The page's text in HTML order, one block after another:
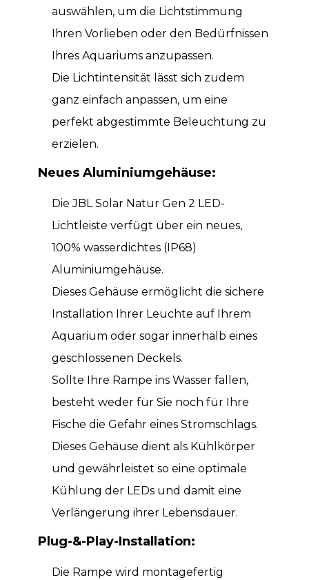
auswählen, um die Lichtstimmung
Ihren Vorlieben oder den Bedürfnissen
Ihres Aquariums anzupassen.
Die Lichtintensität lässt sich zudem
ganz einfach anpassen, um eine
perfekt abgestimmte Beleuchtung zu
erzielen.
Neues Aluminiumgehäuse:
Die JBL Solar Natur Gen 2 LED-
Lichtleiste verfügt über ein neues,
100% wasserdichtes (IP68)
Aluminiumgehäuse.
Dieses Gehäuse ermöglicht die sichere
Installation Ihrer Leuchte auf Ihrem
Aquarium oder sogar innerhalb eines
geschlossenen Deckels.
Sollte Ihre Rampe ins Wasser fallen,
besteht weder für Sie noch für Ihre
Fische die Gefahr eines Stromschlags.
Dieses Gehäuse dient als Kühlkörper
und gewährleistet so eine optimale
Kühlung der LEDs und damit eine
Verlängerung ihrer Lebensdauer.
Plug-&-Play-Installation:
Die Rampe wird montagefertig